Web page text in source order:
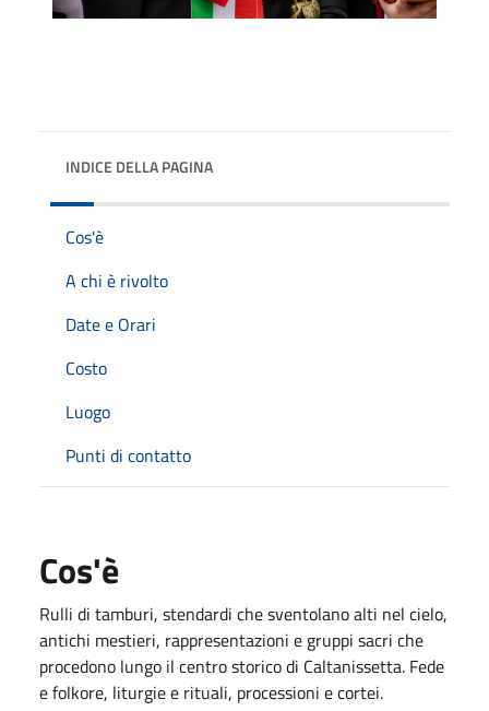
INDICE DELLA PAGINA
Cos'è
A chi è rivolto
Date e Orari
Costo
Luogo
Punti di contatto
Cos'è
Rulli di tamburi, stendardi che sventolano alti nel cielo,
antichi mestieri, rappresentazioni e gruppi sacri che
procedono lungo il centro storico di Caltanissetta. Fede
e folkore, liturgie e rituali, processioni e cortei.